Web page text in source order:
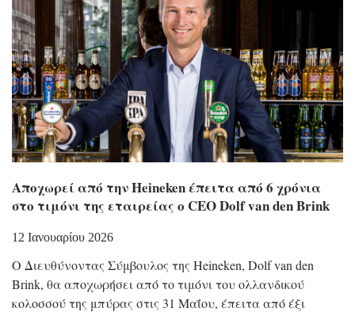
Αποχωρεί από την Heineken έπειτα από 6 χρόνια
στο τιμόνι της εταιρείας ο CEO Dolf van den Brink
12 Ιανουαρίου 2026
Ο Διευθύνοντας Σύμβουλος της Heineken, Dolf van den
Brink, θα αποχωρήσει από το τιμόνι του ολλανδικού
κολοσσού της μπύρας στις 31 Μαΐου, έπειτα από έξι